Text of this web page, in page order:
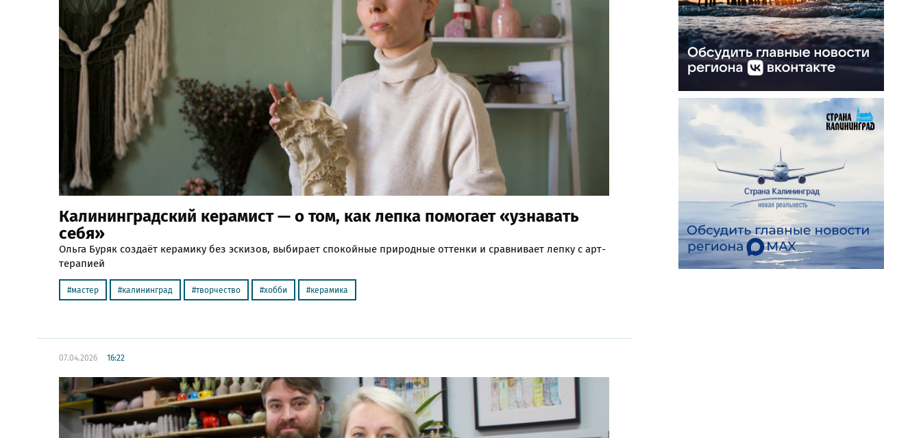
Калининградский керамист — о том, как лепка помогает «узнавать
себя»
Ольга Буряк создаёт керамику без эскизов, выбирает спокойные природные оттенки и сравнивает лепку с арт-
терапией
мастер калининград творчество хобби керамика
07.04.2026 16:22